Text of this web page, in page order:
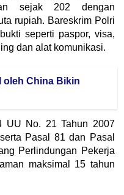
sejak 202 dengan
rupiah. Bareskrim Polri
seperti paspor, visa,
dan alat komunikasi.
oleh China Bikin
UU No. 21 Tahun 2007
Pasal 81 dan Pasal
Perlindungan Pekerja
maksimal 15 tahun